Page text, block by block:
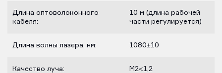
Длина оптоволоконного
кабеля:
10 м (длина рабочей
части регулируется)
Длина волны лазера, нм: 1080±10
Качество луча: M2<1,2